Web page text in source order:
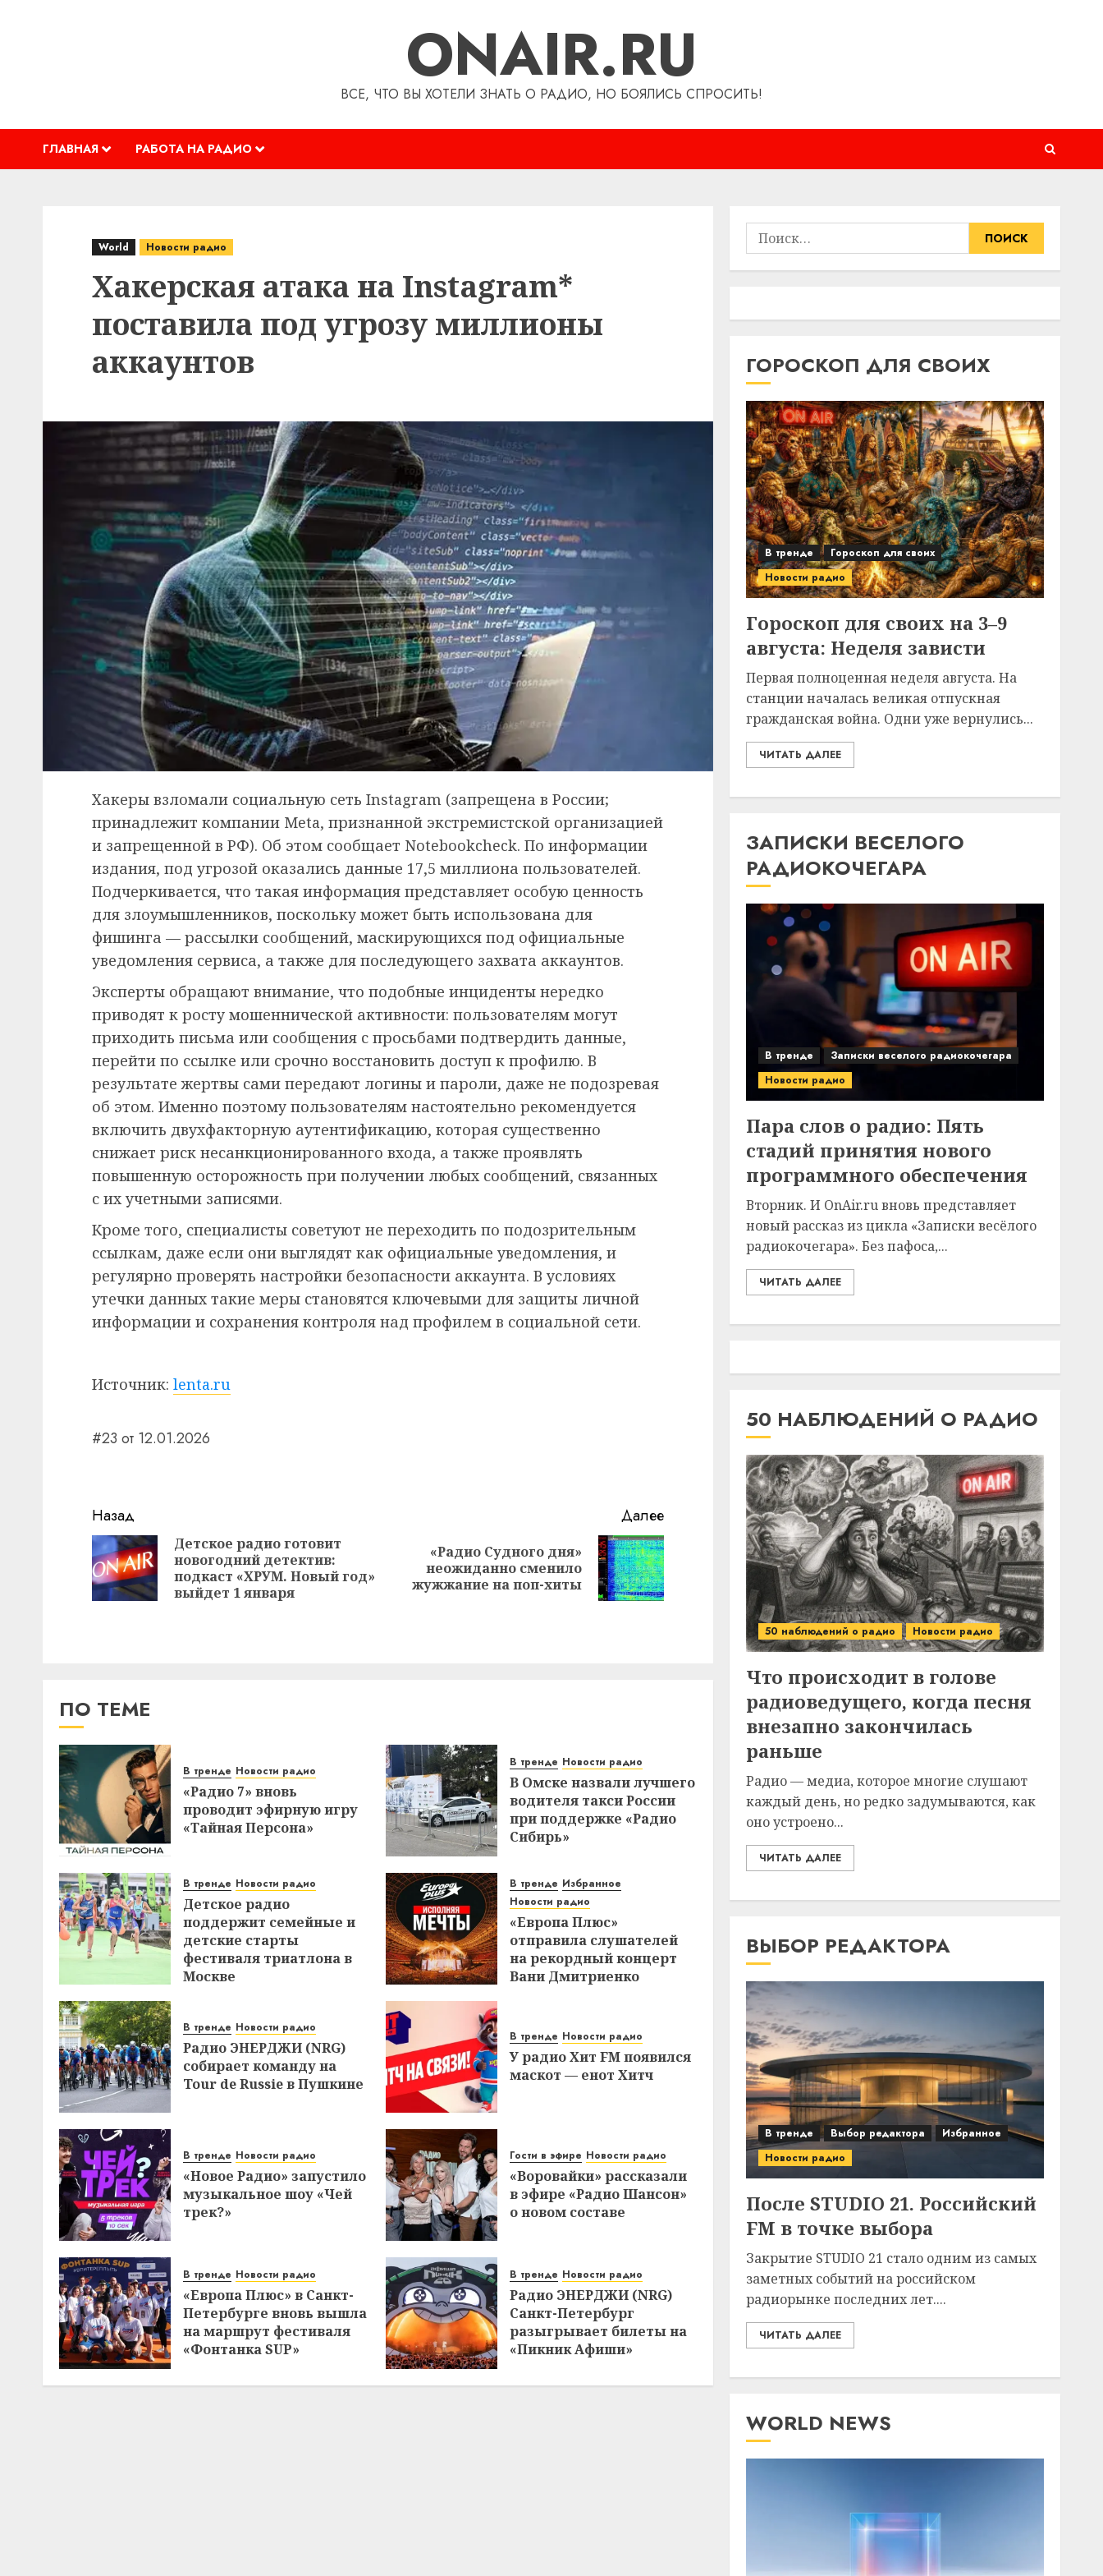
ONAIR.RU
ВСЕ, ЧТО ВЫ ХОТЕЛИ ЗНАТЬ О РАДИО, НО БОЯЛИСЬ СПРОСИТЬ!
ГЛАВНАЯ РАБОТА НА РАДИО
World Новости радио
Хакерская атака на Instagram*
поставила под угрозу миллионы
аккаунтов
Хакеры взломали социальную сеть Instagram (запрещена в России;
принадлежит компании Meta, признанной экстремистской организацией
и запрещенной в РФ). Об этом сообщает Notebookcheck. По информации
издания, под угрозой оказались данные 17,5 миллиона пользователей.
Подчеркивается, что такая информация представляет особую ценность
для злоумышленников, поскольку может быть использована для
фишинга — рассылки сообщений, маскирующихся под официальные
уведомления сервиса, а также для последующего захвата аккаунтов.
Эксперты обращают внимание, что подобные инциденты нередко
приводят к росту мошеннической активности: пользователям могут
приходить письма или сообщения с просьбами подтвердить данные,
перейти по ссылке или срочно восстановить доступ к профилю. В
результате жертвы сами передают логины и пароли, даже не подозревая
об этом. Именно поэтому пользователям настоятельно рекомендуется
включить двухфакторную аутентификацию, которая существенно
снижает риск несанкционированного входа, а также проявлять
повышенную осторожность при получении любых сообщений, связанных
с их учетными записями.
Кроме того, специалисты советуют не переходить по подозрительным
ссылкам, даже если они выглядят как официальные уведомления, и
регулярно проверять настройки безопасности аккаунта. В условиях
утечки данных такие меры становятся ключевыми для защиты личной
информации и сохранения контроля над профилем в социальной сети.
Источник: lenta.ru
#23 от 12.01.2026
Навигация
записи
Назад
Предыдущая
запись:
Детское радио готовит
новогодний детектив:
подкаст «ХРУМ. Новый год»
выйдет 1 января
Далее
Следующая
запись:
«Радио Судного дня»
неожиданно сменило
жужжание на поп-хиты
ПО ТЕМЕ
В тренде Новости радио
«Радио 7» вновь
проводит эфирную игру
«Тайная Персона»
В тренде Новости радио
В Омске назвали лучшего
водителя такси России
при поддержке «Радио
Сибирь»
В тренде Новости радио
Детское радио
поддержит семейные и
детские старты
фестиваля триатлона в
Москве
В тренде Избранное
Новости радио
«Европа Плюс»
отправила слушателей
на рекордный концерт
Вани Дмитриенко
В тренде Новости радио
Радио ЭНЕРДЖИ (NRG)
собирает команду на
Tour de Russie в Пушкине
В тренде Новости радио
У радио Хит FM появился
маскот — енот Хитч
В тренде Новости радио
«Новое Радио» запустило
музыкальное шоу «Чей
трек?»
Гости в эфире Новости радио
«Воровайки» рассказали
в эфире «Радио Шансон»
о новом составе
В тренде Новости радио
«Европа Плюс» в Санкт-
Петербурге вновь вышла
на маршрут фестиваля
«Фонтанка SUP»
В тренде Новости радио
Радио ЭНЕРДЖИ (NRG)
Санкт-Петербург
разыгрывает билеты на
«Пикник Афиши»
Найти:
ГОРОСКОП ДЛЯ СВОИХ
В тренде
Гороскоп для своих
Новости радио
Гороскоп для своих на 3–9
августа: Неделя зависти
Первая полноценная неделя августа. На
станции началась великая отпускная
гражданская война. Одни уже вернулись...
ЧИТАТЬ ДАЛЕЕ
ЗАПИСКИ ВЕСЕЛОГО
РАДИОКОЧЕГАРА
В тренде
Записки веселого радиокочегара
Новости радио
Пара слов о радио: Пять
стадий принятия нового
программного обеспечения
Вторник. И OnAir.ru вновь представляет
новый рассказ из цикла «Записки весёлого
радиокочегара». Без пафоса,...
ЧИТАТЬ ДАЛЕЕ
50 НАБЛЮДЕНИЙ О РАДИО
50 наблюдений о радио Новости радио
Что происходит в голове
радиоведущего, когда песня
внезапно закончилась
раньше
Радио — медиа, которое многие слушают
каждый день, но редко задумываются, как
оно устроено...
ЧИТАТЬ ДАЛЕЕ
ВЫБОР РЕДАКТОРА
В тренде Выбор редактора
Избранное
Новости радио
После STUDIO 21. Российский
FM в точке выбора
Закрытие STUDIO 21 стало одним из самых
заметных событий на российском
радиорынке последних лет....
ЧИТАТЬ ДАЛЕЕ
WORLD NEWS